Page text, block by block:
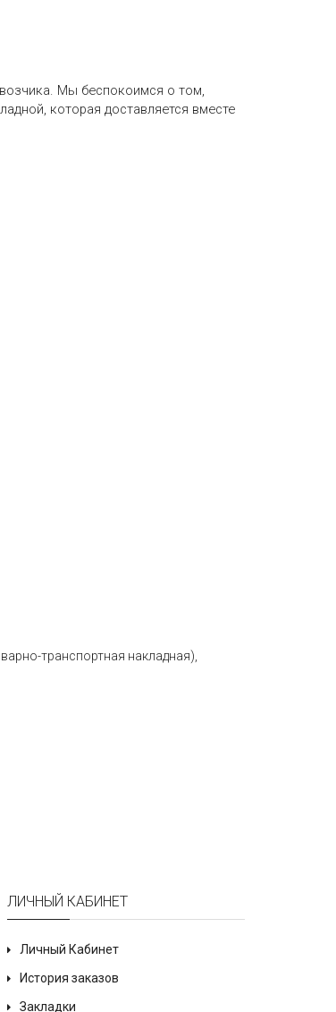
Мы беспокоимся о том,
которая доставляется вместе
транспортная накладная),
ЛИЧНЫЙ КАБИНЕТ
Личный Кабинет
История заказов
Закладки